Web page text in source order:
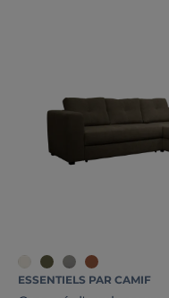
ESSENTIELS PAR CAMIF